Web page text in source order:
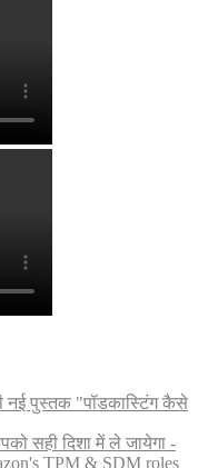
नई पुस्तक "पॉडकास्टिंग कैसे
सही दिशा में ले जायेगा -
TPM & SDM roles